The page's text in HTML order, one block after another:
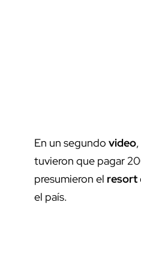
En un segundo video
tuvieron que pagar
presumieron el resort
el país.